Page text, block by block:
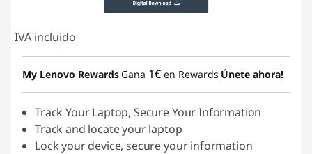
IVA incluido
My Lenovo Rewards Gana 1€ en Rewards Únete ahora!
Track Your Laptop, Secure Your Information
Track and locate your laptop
Lock your device, secure your information